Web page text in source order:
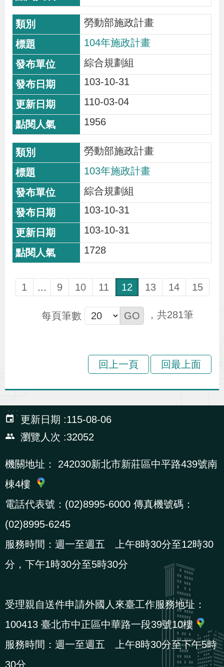
勞動部施政計畫
104年施政計畫
綜合規劃組
103-10-31
110-03-04
1956
勞動部施政計畫
103年施政計畫
綜合規劃組
103-10-31
103-10-31
1728
1 ... 9 10 11 12 13 14 15
每頁筆數 281
回上一頁 回最上面
:::
更新日期
115-08-06
瀏覽人次
32052
機關地址：
242030新北市新莊區中平路439號南
棟4樓
電話代表號：(02)8995-6000 傳真機號碼：
(02)8995-6245
服務時間：週一至週五 上午8時30分至12時30
分，下午1時30分至5時30分
受理親自送件申請外國人來臺工作服務地址：
100413 臺北市中正區中華路一段39號10樓
服務時間：週一至週五 上午8時30分至下午5時
30分